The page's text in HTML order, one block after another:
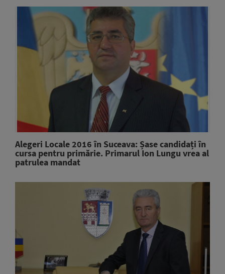
Alegeri Locale 2016 în Suceava: Șase candidați în
cursa pentru primărie. Primarul Ion Lungu vrea al
patrulea mandat